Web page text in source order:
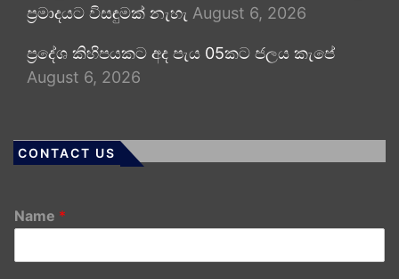
ප්‍රමාදයට විසඳුමක් නැහැ August 6, 2026
ප්‍රදේශ කිහිපයකට අද පැය 05කට ජලය කැපේ
August 6, 2026
CONTACT US
Name *